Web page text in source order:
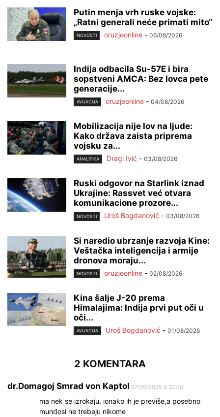
Putin menja vrh ruske vojske:
„Ratni generali neće primati mito“
NOVOSTI oruzjeonline - 06/08/2026
Indija odbacila Su-57E i bira
sopstveni AMCA: Bez lovca pete
generacije...
AVIJACIJA oruzjeonline - 04/08/2026
Mobilizacija nije lov na ljude:
Kako država zaista priprema
vojsku za...
ANALITIKA Dragi Ivić - 03/08/2026
Ruski odgovor na Starlink iznad
Ukrajine: Rassvet već otvara
komunikacione prozore...
NOVOSTI Uroš Bogdanović - 03/08/2026
Si naredio ubrzanje razvoja Kine:
Veštačka inteligencija i armije
dronova moraju...
NOVOSTI oruzjeonline - 02/08/2026
Kina šalje J-20 prema
Himalajima: Indija prvi put oči u
oči...
AVIJACIJA Uroš Bogdanović - 01/08/2026
2 KOMENTARA
dr.Domagoj Smrad von Kaptol 07/05/2025 U 20:10
ma nek se izrokaju, ionako ih je previše,a posebno
munđosi ne trebaju nikome